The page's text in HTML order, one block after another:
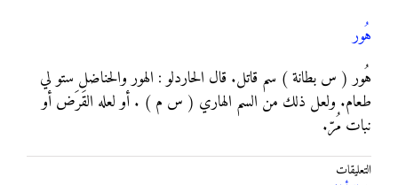
هُور
هُور ( س بطانة ) سم قاتل. قال الحاردلو : الهور والحناضل ستو لي
طعام. ولعل ذلك من السم الهاري ( س م ) . أو لعله القَرَض أو
نبات مُرّ.
التعليقات